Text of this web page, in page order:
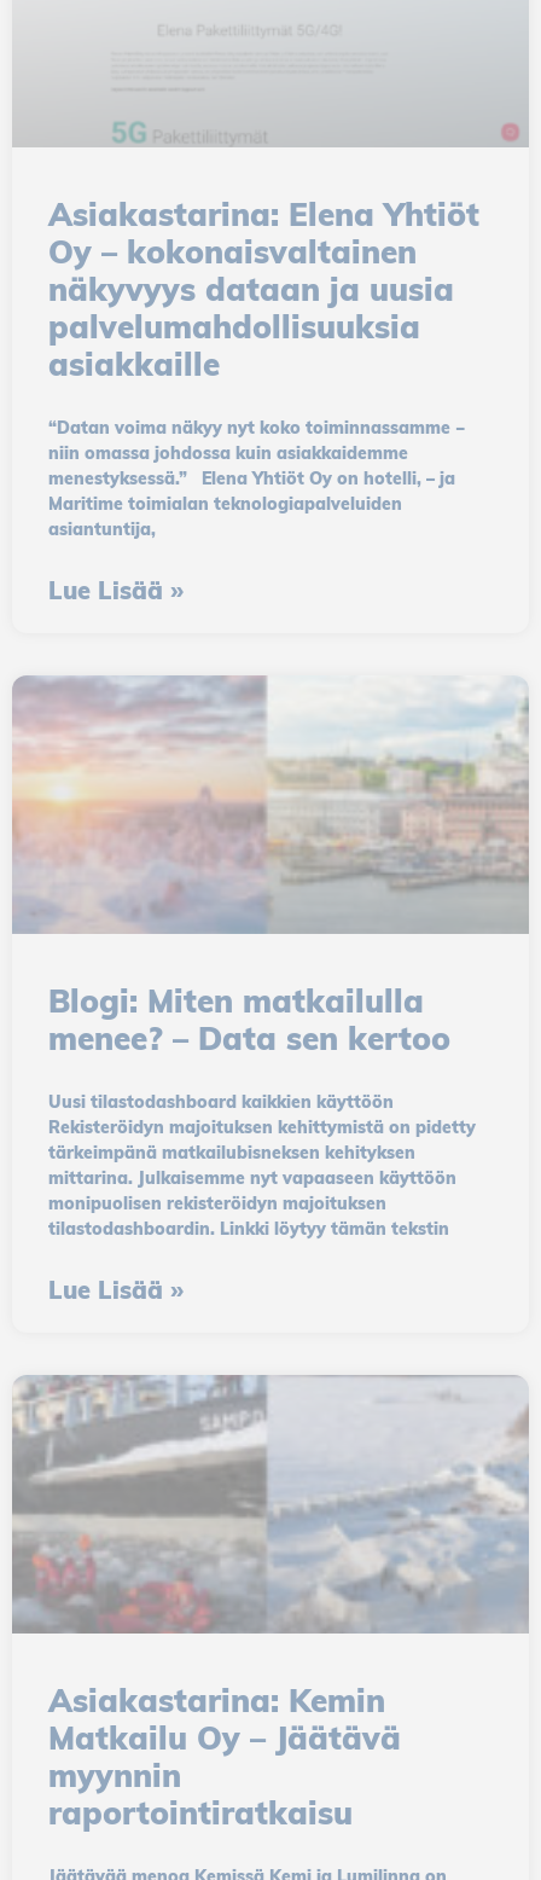
Asiakastarina: Elena Yhtiöt
Oy – kokonaisvaltainen
näkyvyys dataan ja uusia
palvelumahdollisuuksia
asiakkaille
“Datan voima näkyy nyt koko toiminnassamme ‒
niin omassa johdossa kuin asiakkaidemme
menestyksessä.” Elena Yhtiöt Oy on hotelli, – ja
Maritime toimialan teknologiapalveluiden
asiantuntija,
Lue Lisää »
Blogi: Miten matkailulla
menee? – Data sen kertoo
Uusi tilastodashboard kaikkien käyttöön
Rekisteröidyn majoituksen kehittymistä on pidetty
tärkeimpänä matkailubisneksen kehityksen
mittarina. Julkaisemme nyt vapaaseen käyttöön
monipuolisen rekisteröidyn majoituksen
tilastodashboardin. Linkki löytyy tämän tekstin
Lue Lisää »
Asiakastarina: Kemin
Matkailu Oy – Jäätävä
myynnin
raportointiratkaisu